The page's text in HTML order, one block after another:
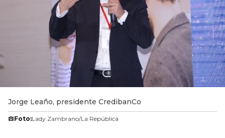
Jorge Leaño, presidente CredibanCo
Foto:Lady Zambrano/La República